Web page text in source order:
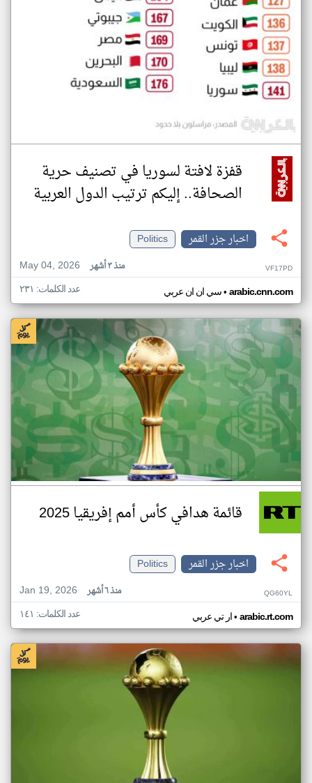
قفزة لافتة لسوريا في تصنيف حرية
الصحافة.. إليكم ترتيب الدول العربية
اخبار جزر القمر
Politics
May 04, 2026
منذ ٣ أشهر VF17PD
سي ان ان عربي• arabic.cnn.com عدد الكلمات: ٢٣١
قائمة هدافي كأس أمم إفريقيا 2025
اخبار جزر القمر
Politics
Jan 19, 2026
منذ ٦ أشهر QG60YL
ار تي عربي• arabic.rt.com عدد الكلمات: ١٤١